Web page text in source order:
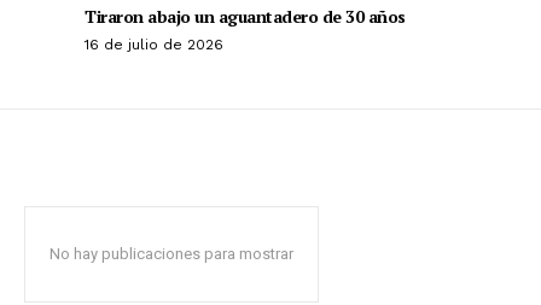
Tiraron abajo un aguantadero de 30 años
16 de julio de 2026
No hay publicaciones para mostrar